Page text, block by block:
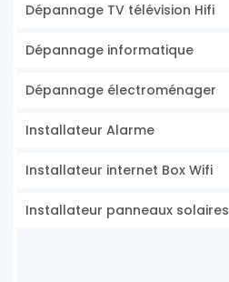
Dépannage TV télévision Hifi
Dépannage informatique
Dépannage électroménager
Installateur Alarme
Installateur internet Box Wifi
Installateur panneaux solaires